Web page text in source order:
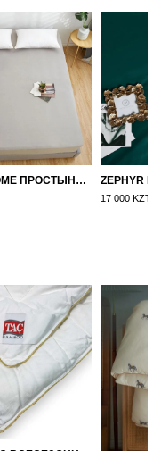
ZEPHYR HOME ПРОСТЫНЯ НА РЕЗИНКЕ 160Х200, САТИН, СЕРЫЙ
17 000 KZT